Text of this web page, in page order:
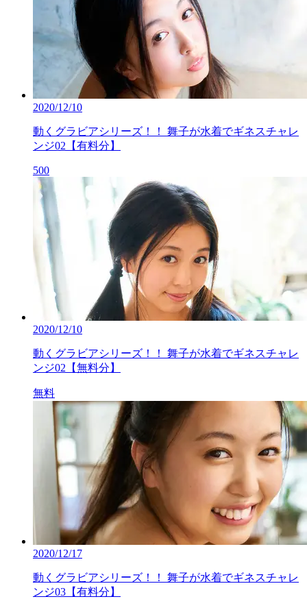
2020/12/10
動くグラビアシリーズ！！ 舞子が水着でギネスチャレ
ンジ02【有料分】
500
2020/12/10
動くグラビアシリーズ！！ 舞子が水着でギネスチャレ
ンジ02【無料分】
無料
2020/12/17
動くグラビアシリーズ！！ 舞子が水着でギネスチャレ
ンジ03【有料分】